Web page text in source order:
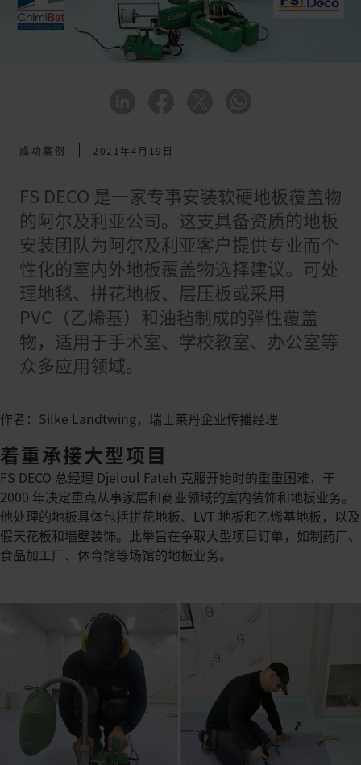
成功案例 2021年4月19日
FS DECO 是一家专事安装软硬地板覆盖物
的阿尔及利亚公司。这支具备资质的地板
安装团队为阿尔及利亚客户提供专业而个
性化的室内外地板覆盖物选择建议。可处
理地毯、拼花地板、层压板或采用
PVC（乙烯基）和油毡制成的弹性覆盖
物，适用于手术室、学校教室、办公室等
众多应用领域。
作者：Silke Landtwing，瑞士莱丹企业传播经理
着重承接大型项目
FS DECO 总经理 Djeloul Fateh 克服开始时的重重困难，于
2000 年决定重点从事家居和商业领域的室内装饰和地板业务。
他处理的地板具体包括拼花地板、LVT 地板和乙烯基地板，以及
假天花板和墙壁装饰。此举旨在争取大型项目订单，如制药厂、
食品加工厂、体育馆等场馆的地板业务。